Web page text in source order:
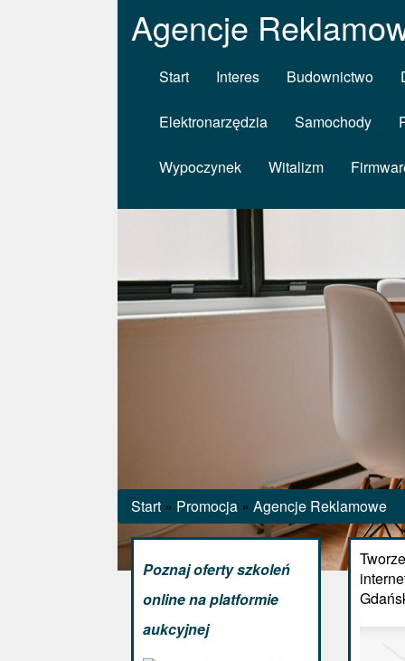
Agencje
Start Interes Budownictwo
Elektronarzędzia Samochody
Wypoczynek Witalizm
Start » Promocja » Agencje Reklamowe
Poznaj oferty szkoleń
online na platformie
aukcyjnej